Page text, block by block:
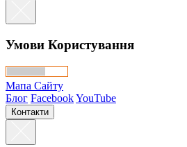
Умови Користування
Мапа Сайту
Блог FacebookYouTube
Контакти